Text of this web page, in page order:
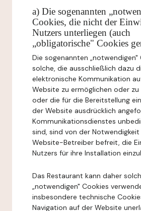
a) Die sogenannten
Cookies, die nicht der
Nutzers unterliegen (auch
„obligatorische" Cookies
Die sogenannten „notwendigen"
solche, die ausschließlich dazu
elektronische Kommunikation
Website zu ermöglichen oder zu
oder die für die Bereitstellung
der Website ausdrücklich
Kommunikationsdienstes
sind, sind von der
Website-Betreiber befreit, die
Nutzers für ihre Installation
Das Restaurant kann daher
„notwendigen" Cookies
insbesondere technische
Navigation auf der Website